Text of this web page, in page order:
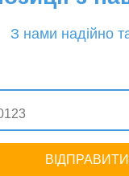
З нами надійно